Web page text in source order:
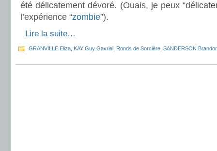
été délicatement dévoré. (Ouais, je peux
l’expérience “zombie”).
Lire la suite…
GRANVILLE Eliza KAY Guy Gavriel Ronds de Sorcière SANDERSON